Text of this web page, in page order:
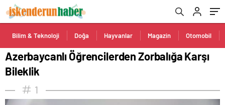
Bilim & Teknoloji Doğa Hayvanlar Magazin Otomobil
Azerbaycanlı Öğrencilerden Zorbalığa Karşı
Bileklik
1